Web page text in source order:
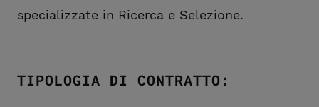
specializzate in Ricerca e Selezione.
TIPOLOGIA DI CONTRATTO: